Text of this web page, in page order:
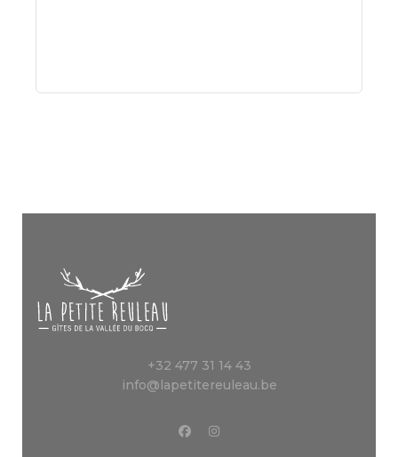
+32 477 31 14 43
info@lapetitereuleau.be